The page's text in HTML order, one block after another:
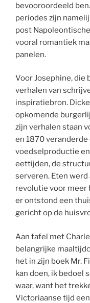
bevooroordeeld
periodes zijn
post
vooral romantiek
panelen.
Voor Josephine, die
verhalen van
inspiratiebron.
opkomende
zijn verhalen staan
en 1870
voedselproductie
eettijden, de
serveren. Eten
revolutie voor meer
er ontstond een
gericht op de
Aan tafel met
belangrijke
het in zijn boek Mr.
kan doen, ik bedoel
waar, want het
Victoriaanse tijd